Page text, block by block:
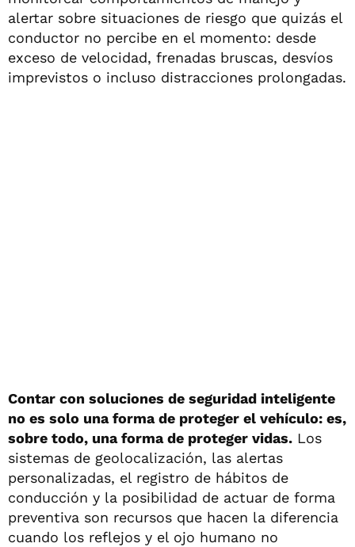
alertar sobre situaciones de riesgo que quizás el
conductor no percibe en el momento: desde
exceso de velocidad, frenadas bruscas, desvíos
imprevistos o incluso distracciones prolongadas.
Contar con soluciones de seguridad inteligente
no es solo una forma de proteger el vehículo: es,
sobre todo, una forma de proteger vidas. Los
sistemas de geolocalización, las alertas
personalizadas, el registro de hábitos de
conducción y la posibilidad de actuar de forma
preventiva son recursos que hacen la diferencia
cuando los reflejos y el ojo humano no